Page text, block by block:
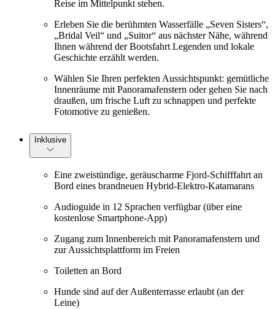
Reise im Mittelpunkt stehen.
Erleben Sie die berühmten Wasserfälle „Seven Sisters“,
„Bridal Veil“ und „Suitor“ aus nächster Nähe, während
Ihnen während der Bootsfahrt Legenden und lokale
Geschichte erzählt werden.
Wählen Sie Ihren perfekten Aussichtspunkt: gemütliche
Innenräume mit Panoramafenstern oder gehen Sie nach
draußen, um frische Luft zu schnappen und perfekte
Fotomotive zu genießen.
Inklusive
Eine zweistündige, geräuscharme Fjord-Schifffahrt an
Bord eines brandneuen Hybrid-Elektro-Katamarans
Audioguide in 12 Sprachen verfügbar (über eine
kostenlose Smartphone-App)
Zugang zum Innenbereich mit Panoramafenstern und
zur Aussichtsplattform im Freien
Toiletten an Bord
Hunde sind auf der Außenterrasse erlaubt (an der
Leine)